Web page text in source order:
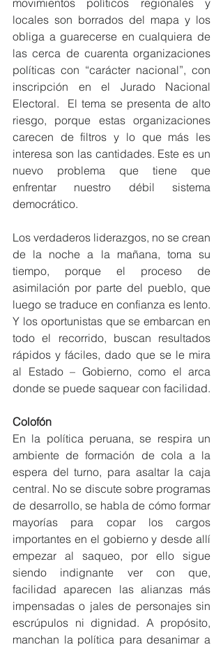
movimientos políticos regionales y
locales son borrados del mapa y los
obliga a guarecerse en cualquiera de
las cerca de cuarenta organizaciones
políticas con “carácter nacional”, con
inscripción en el Jurado Nacional
Electoral.  El tema se presenta de alto
riesgo, porque estas organizaciones
carecen de filtros y lo que más les
interesa son las cantidades. Este es un
nuevo problema que tiene que
enfrentar nuestro débil sistema
democrático.
Los verdaderos liderazgos, no se crean
de la noche a la mañana, toma su
tiempo, porque el proceso de
asimilación por parte del pueblo, que
luego se traduce en confianza es lento.
Y los oportunistas que se embarcan en
todo el recorrido, buscan resultados
rápidos y fáciles, dado que se le mira
al Estado – Gobierno, como el arca
donde se puede saquear con facilidad.
Colofón
En la política peruana, se respira un
ambiente de formación de cola a la
espera del turno, para asaltar la caja
central. No se discute sobre programas
de desarrollo, se habla de cómo formar
mayorías para copar los cargos
importantes en el gobierno y desde allí
empezar al saqueo, por ello sigue
siendo indignante ver con que,
facilidad aparecen las alianzas más
impensadas o jales de personajes sin
escrúpulos ni dignidad. A propósito,
manchan la política para desanimar a